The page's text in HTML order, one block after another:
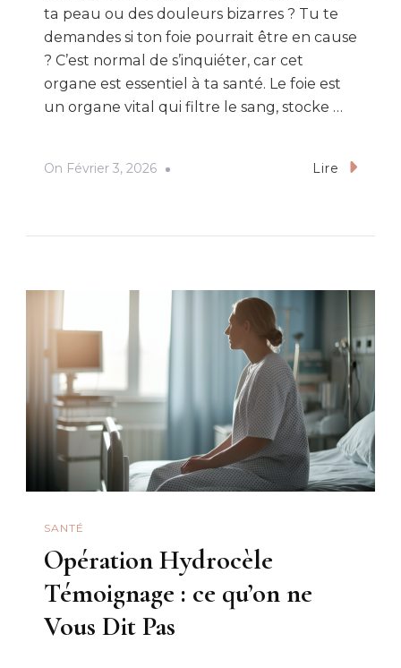
ta peau ou des douleurs bizarres ? Tu te
demandes si ton foie pourrait être en cause
? C’est normal de s’inquiéter, car cet
organe est essentiel à ta santé. Le foie est
un organe vital qui filtre le sang, stocke …
On Février 3, 2026 Lire
SANTÉ
Opération Hydrocèle
Témoignage : ce qu’on ne
Vous Dit Pas